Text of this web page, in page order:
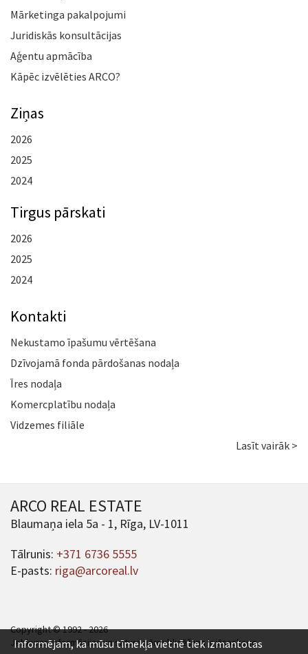
Mārketinga pakalpojumi
Juridiskās konsultācijas
Aģentu apmācība
Kāpēc izvēlēties ARCO?
Ziņas
2026
2025
2024
Tirgus pārskati
2026
2025
2024
Kontakti
Nekustamo īpašumu vērtēšana
Dzīvojamā fonda pārdošanas nodaļa
Īres nodaļa
Komercplatību nodaļa
Vidzemes filiāle
Lasīt vairāk >
ARCO REAL ESTATE
Blaumaņa iela 5a - 1, Rīga, LV-1011
Tālrunis: +371 6736 5555
E-pasts: riga@arcoreal.lv
Copyright © 1992 - 2026
Jebkuras informācijas un satura pārpublicēšana ir jāsaskaņo.
Informējam, ka mūsu tīmekļa vietnē tiek izmantotas